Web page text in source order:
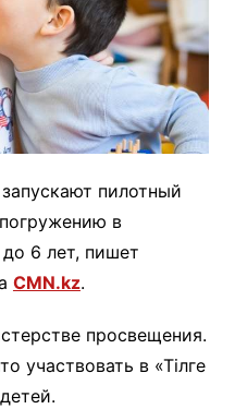
пилотный
в
6 лет, пишет
CMN.kz.
просвещения.
участвовать в «Тілге